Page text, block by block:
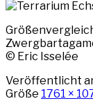
© Eric Isselée
Veröffentlicht
Größe 1761 ×